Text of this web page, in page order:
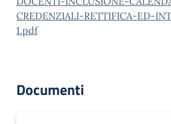
CREDENZIALI-RETTIFICA-ED-
1.pdf
Documenti